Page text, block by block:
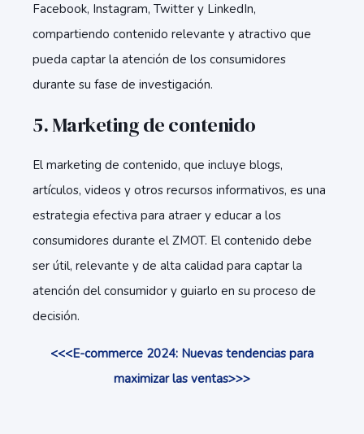
Facebook, Instagram, Twitter y LinkedIn,
compartiendo contenido relevante y atractivo que
pueda captar la atención de los consumidores
durante su fase de investigación.
5.Marketing de contenido
El marketing de contenido, que incluye blogs,
artículos, videos y otros recursos informativos, es una
estrategia efectiva para atraer y educar a los
consumidores durante el ZMOT. El contenido debe
ser útil, relevante y de alta calidad para captar la
atención del consumidor y guiarlo en su proceso de
decisión.
<<<E-commerce 2024: Nuevas tendencias para
maximizar las ventas>>>